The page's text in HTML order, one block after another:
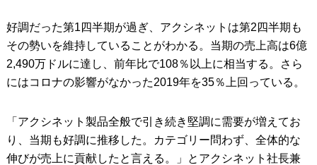
好調だった第1四半期が過ぎ、アクシネットは第2四半期も
その勢いを維持していることがわかる。当期の売上高は6億
2,490万ドルに達し、前年比で108％以上に相当する。さら
にはコロナの影響がなかった2019年を35％上回っている。
「アクシネット製品全般で引き続き堅調に需要が増えてお
り、当期も好調に推移した。カテゴリー問わず、全体的な
伸びが売上に貢献したと言える。」とアクシネット社長兼